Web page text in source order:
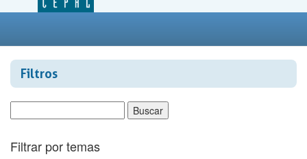
Filtros
Filtrar por temas